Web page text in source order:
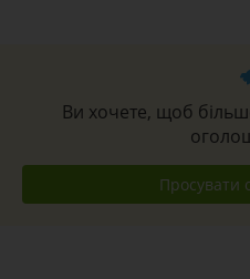
Ви хочете, щоб
Просувати